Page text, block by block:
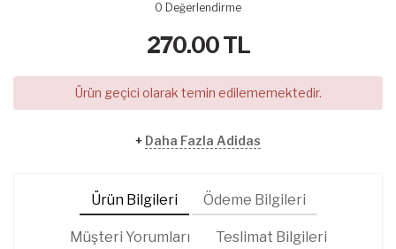
0 Değerlendirme
270.00TL
Ürün geçici olarak temin edilememektedir.
+ Daha Fazla Adidas
Ürün Bilgileri Ödeme Bilgileri
Müşteri Yorumları Teslimat Bilgileri